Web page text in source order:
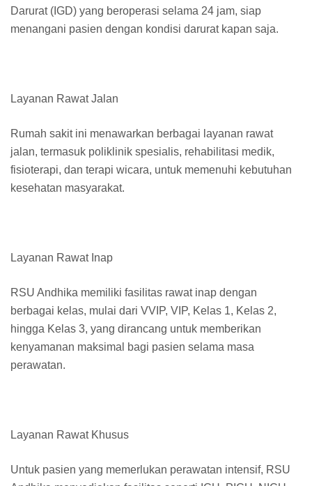
Darurat (IGD) yang beroperasi selama 24 jam, siap
menangani pasien dengan kondisi darurat kapan saja.
Layanan Rawat Jalan
Rumah sakit ini menawarkan berbagai layanan rawat
jalan, termasuk poliklinik spesialis, rehabilitasi medik,
fisioterapi, dan terapi wicara, untuk memenuhi kebutuhan
kesehatan masyarakat.
Layanan Rawat Inap
RSU Andhika memiliki fasilitas rawat inap dengan
berbagai kelas, mulai dari VVIP, VIP, Kelas 1, Kelas 2,
hingga Kelas 3, yang dirancang untuk memberikan
kenyamanan maksimal bagi pasien selama masa
perawatan.
Layanan Rawat Khusus
Untuk pasien yang memerlukan perawatan intensif, RSU